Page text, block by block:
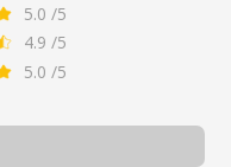
5.0 /5
4.9 /5
5.0 /5